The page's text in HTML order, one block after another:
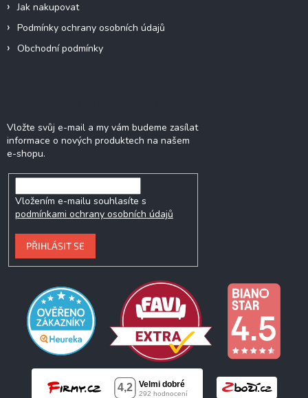
Jak nakupovat
Podmínky ochrany osobních údajů
Obchodní podmínky
Vložte svůj e-mail a my vám budeme zasílat
informace o nových produktech na našem
e-shopu.
Vložením e-mailu souhlasíte s
podmínkami ochrany osobních údajů
PŘIHLÁSIT SE